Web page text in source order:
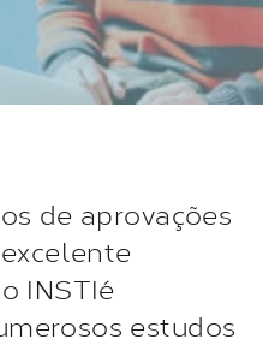
de aprovações
INSTIé
estudos